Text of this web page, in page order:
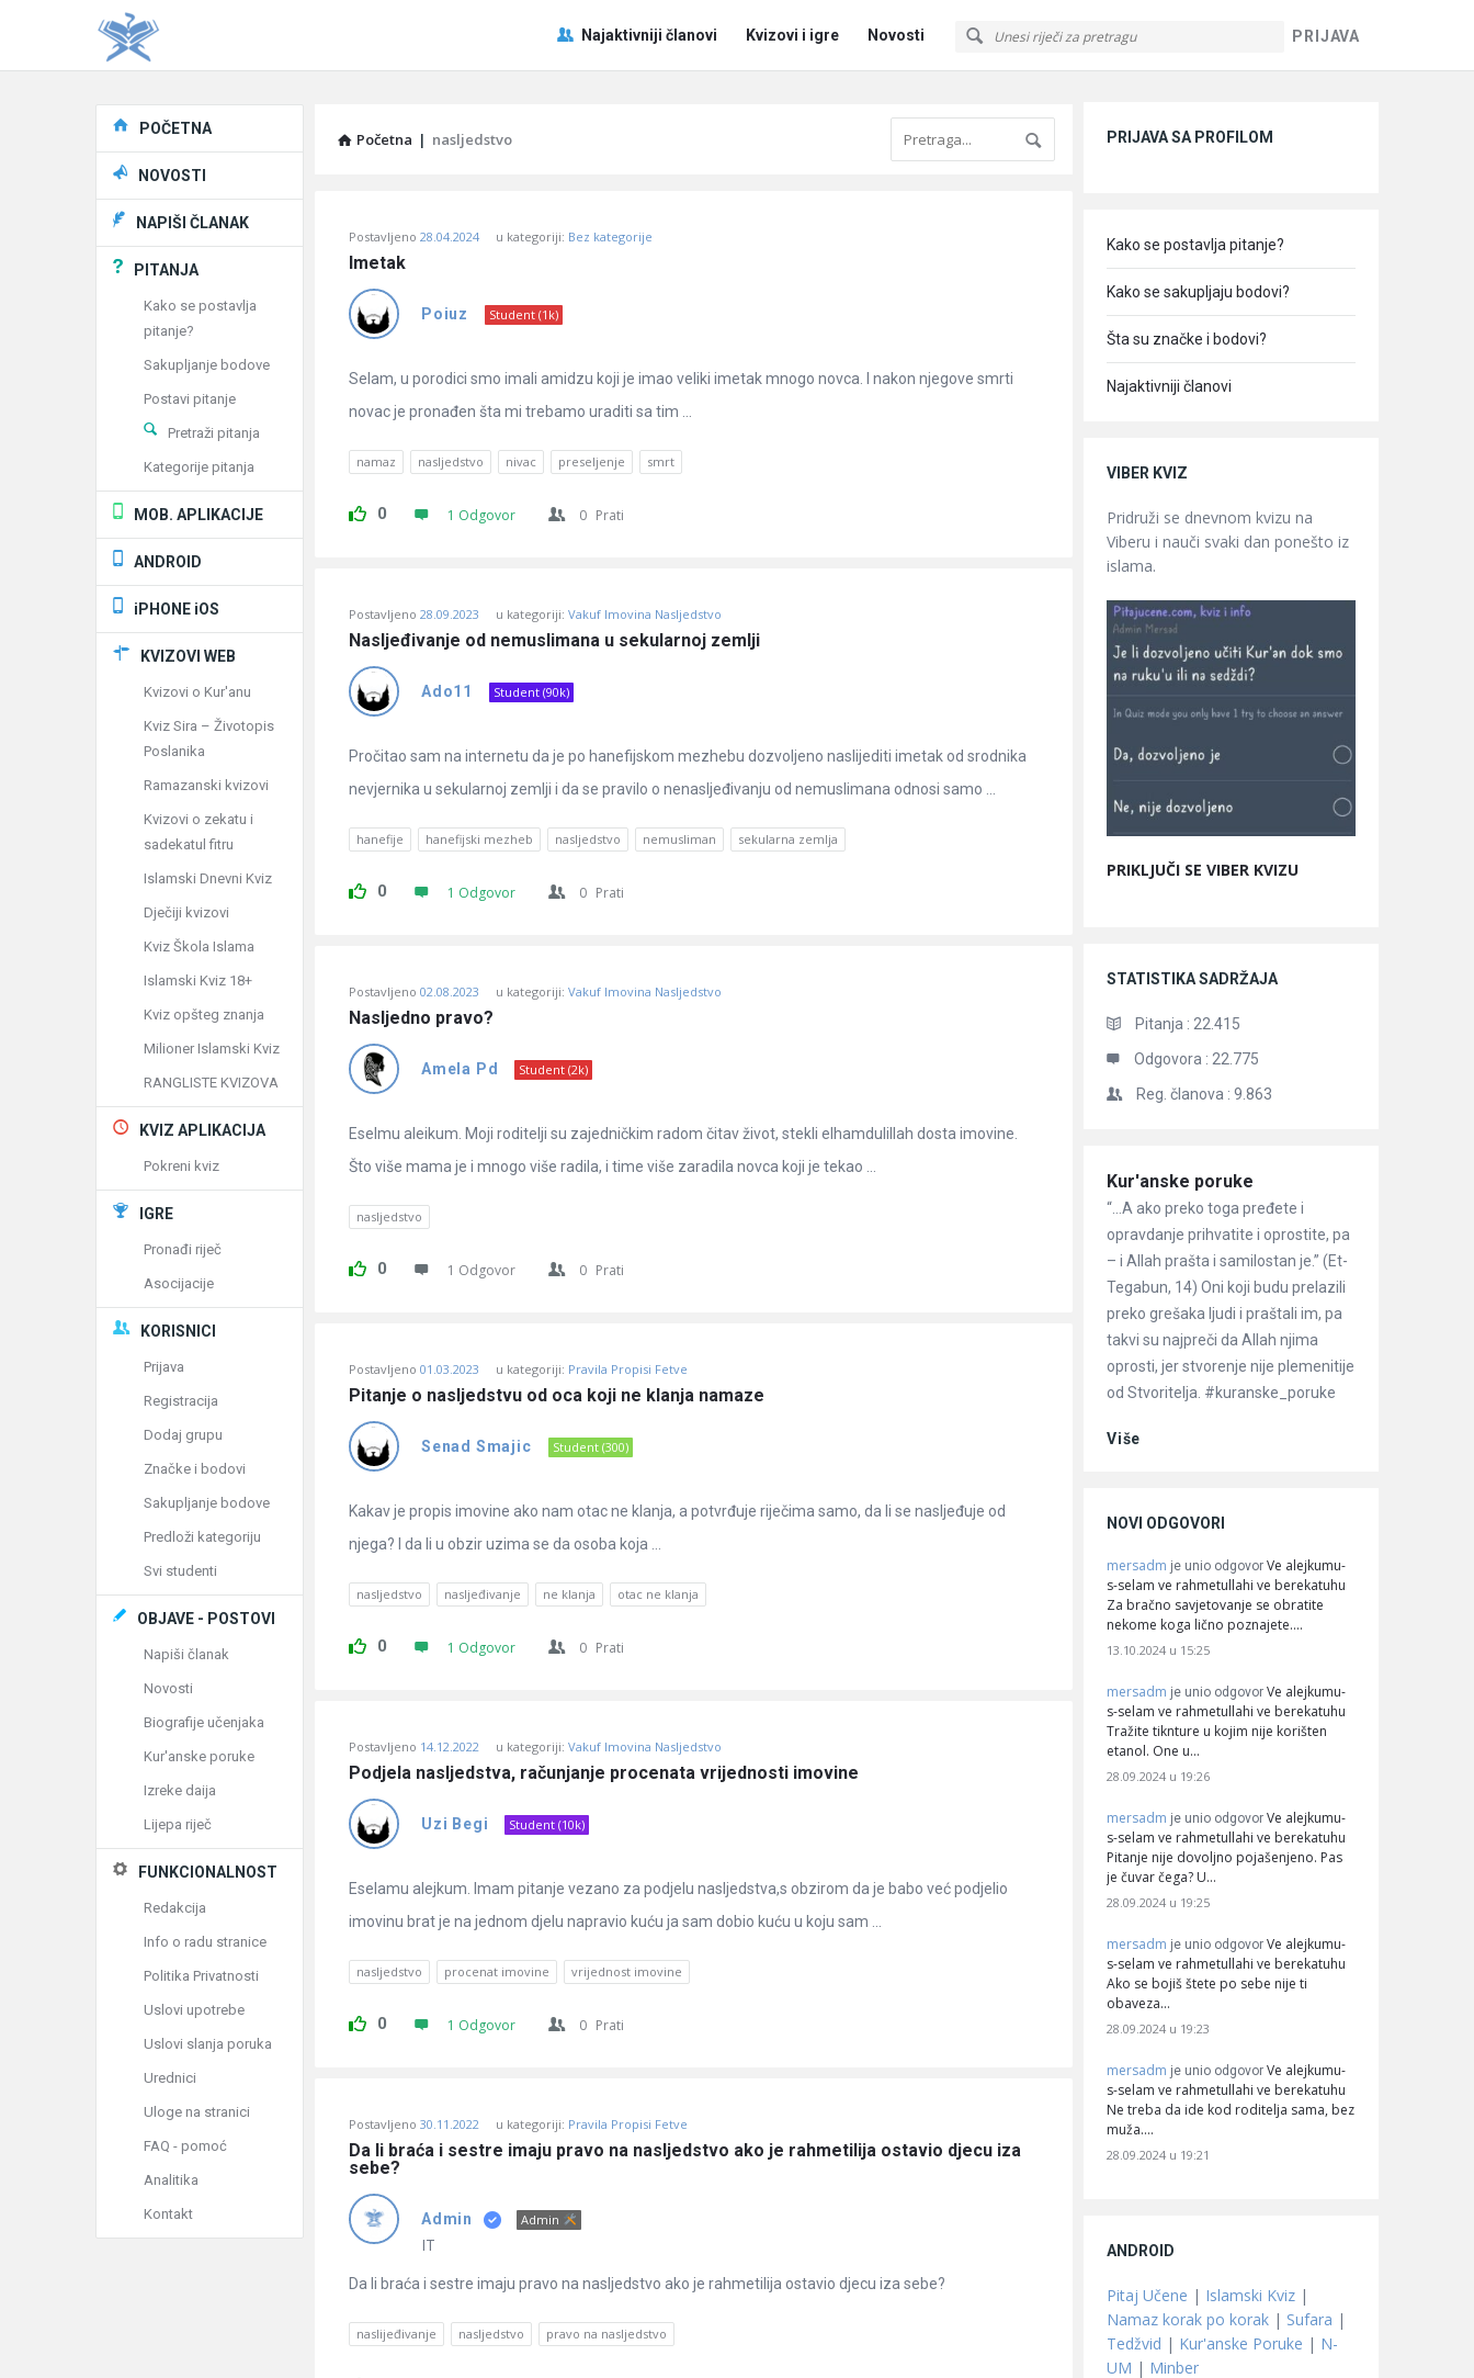
PRIJAVA
Pitaj
Učene
Najaktivniji članovi Kvizovi i igre Novosti
Početna | nasljedstvo
Učene
Latest
Pitanja
Postavljeno 28.04.2024 u kategoriji: Bez kategorije
Imetak
Poiuz Student (1k)
Selam, u porodici smo imali amidzu koji je imao veliki imetak mnogo novca. I nakon njegove smrti
novac je pronađen šta mi trebamo uraditi sa tim ...
namaz nasljedstvo nivac preseljenje smrt
0 1 Odgovor 0 Prati
Postavljeno 28.09.2023 u kategoriji: Vakuf Imovina Nasljedstvo
Nasljeđivanje od nemuslimana u sekularnoj zemlji
Ado11 Student (90k)
Pročitao sam na internetu da je po hanefijskom mezhebu dozvoljeno naslijediti imetak od srodnika
nevjernika u sekularnoj zemlji i da se pravilo o nenasljeđivanju od nemuslimana odnosi samo ...
hanefije hanefijski mezheb nasljedstvo nemusliman sekularna zemlja
0 1 Odgovor 0 Prati
Postavljeno 02.08.2023 u kategoriji: Vakuf Imovina Nasljedstvo
Nasljedno pravo?
Amela Pd Student (2k)
Eselmu aleikum. Moji roditelji su zajedničkim radom čitav život, stekli elhamdulillah dosta imovine.
Što više mama je i mnogo više radila, i time više zaradila novca koji je tekao ...
nasljedstvo
0 1 Odgovor 0 Prati
Postavljeno 01.03.2023 u kategoriji: Pravila Propisi Fetve
Pitanje o nasljedstvu od oca koji ne klanja namaze
Senad Smajic Student (300)
Kakav je propis imovine ako nam otac ne klanja, a potvrđuje riječima samo, da li se nasljeđuje od
njega? I da li u obzir uzima se da osoba koja ...
nasljedstvo nasljeđivanje ne klanja otac ne klanja
0 1 Odgovor 0 Prati
Postavljeno 14.12.2022 u kategoriji: Vakuf Imovina Nasljedstvo
Podjela nasljedstva, računjanje procenata vrijednosti imovine
Uzi Begi Student (10k)
Eselamu alejkum. Imam pitanje vezano za podjelu nasljedstva,s obzirom da je babo već podjelio
imovinu brat je na jednom djelu napravio kuću ja sam dobio kuću u koju sam ...
nasljedstvo procenat imovine vrijednost imovine
0 1 Odgovor 0 Prati
Postavljeno 30.11.2022 u kategoriji: Pravila Propisi Fetve
Da li braća i sestre imaju pravo na nasljedstvo ako je rahmetilija ostavio djecu iza
sebe?
Admin Admin
IT
Da li braća i sestre imaju pravo na nasljedstvo ako je rahmetilija ostavio djecu iza sebe?
naslijeđivanje nasljedstvo pravo na nasljedstvo
PRIJAVA SA PROFILOM
Kako se postavlja pitanje?
Kako se sakupljaju bodovi?
Šta su značke i bodovi?
Najaktivniji članovi
VIBER KVIZ
Pridruži se dnevnom kvizu na
Viberu i nauči svaki dan ponešto iz
islama.
PRIKLJUČI SE VIBER KVIZU
STATISTIKA SADRŽAJA
Pitanja : 22.415
Odgovora : 22.775
Reg. članova : 9.863
Članci
Kur'anske poruke
“…A ako preko toga pređete i
opravdanje prihvatite i oprostite, pa
– i Allah prašta i samilostan je.” (Et-
Tegabun, 14) Oni koji budu prelazili
preko grešaka ljudi i praštali im, pa
takvi su najpreči da Allah njima
oprosti, jer stvorenje nije plemenitije
od Stvoritelja. #kuranske_poruke
Više
NOVI ODGOVORI
mersadm je unio odgovor Ve alejkumu-
s-selam ve rahmetullahi ve berekatuhu
Za bračno savjetovanje se obratite
nekome koga lično poznajete.…
13.10.2024 u 15:25
mersadm je unio odgovor Ve alejkumu-
s-selam ve rahmetullahi ve berekatuhu
Tražite tiknture u kojim nije korišten
etanol. One u…
28.09.2024 u 19:26
mersadm je unio odgovor Ve alejkumu-
s-selam ve rahmetullahi ve berekatuhu
Pitanje nije dovoljno pojašenjeno. Pas
je čuvar čega? U…
28.09.2024 u 19:25
mersadm je unio odgovor Ve alejkumu-
s-selam ve rahmetullahi ve berekatuhu
Ako se bojiš štete po sebe nije ti
obaveza…
28.09.2024 u 19:23
mersadm je unio odgovor Ve alejkumu-
s-selam ve rahmetullahi ve berekatuhu
Ne treba da ide kod roditelja sama, bez
muža.…
28.09.2024 u 19:21
ANDROID
Pitaj Učene | Islamski Kviz |
Namaz korak po korak | Sufara |
Tedžvid | Kur'anske Poruke | N-
UM | Minber
Explore
POČETNA
NOVOSTI
NAPIŠI ČLANAK
PITANJA
Kako se postavlja
pitanje?
Sakupljanje bodove
Postavi pitanje
Pretraži pitanja
Kategorije pitanja
MOB. APLIKACIJE
ANDROID
iPHONE iOS
KVIZOVI WEB
Kvizovi o Kur'anu
Kviz Sira – Životopis
Poslanika
Ramazanski kvizovi
Kvizovi o zekatu i
sadekatul fitru
Islamski Dnevni Kviz
Dječiji kvizovi
Kviz Škola Islama
Islamski Kviz 18+
Kviz opšteg znanja
Milioner Islamski Kviz
RANGLISTE KVIZOVA
KVIZ APLIKACIJA
Pokreni kviz
IGRE
Pronađi riječ
Asocijacije
KORISNICI
Prijava
Registracija
Dodaj grupu
Značke i bodovi
Sakupljanje bodove
Predloži kategoriju
Svi studenti
OBJAVE - POSTOVI
Napiši članak
Novosti
Biografije učenjaka
Kur'anske poruke
Izreke daija
Lijepa riječ
FUNKCIONALNOST
Redakcija
Info o radu stranice
Politika Privatnosti
Uslovi upotrebe
Uslovi slanja poruka
Urednici
Uloge na stranici
FAQ - pomoć
Analitika
Kontakt